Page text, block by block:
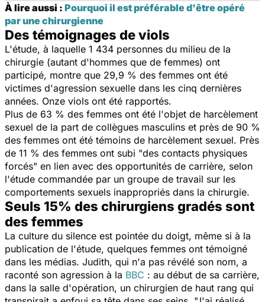
À lire aussi : Pourquoi il est préférable d'être opéré
par une chirurgienne
Des témoignages de viols
L'étude, à laquelle 1 434 personnes du milieu de la
chirurgie (autant d'hommes que de femmes) ont
participé, montre que 29,9 % des femmes ont été
victimes d'agression sexuelle dans les cinq dernières
années. Onze viols ont été rapportés.
Plus de 63 % des femmes ont été l'objet de harcèlement
sexuel de la part de collègues masculins et près de 90 %
des femmes ont été témoins de harcèlement sexuel. Près
de 11 % des femmes ont subi "des contacts physiques
forcés" en lien avec des opportunités de carrière, selon
l'étude commandée par un groupe de travail sur les
comportements sexuels inappropriés dans la chirurgie.
Seuls 15% des chirurgiens gradés sont
des femmes
La culture du silence est pointée du doigt, même si à la
publication de l'étude, quelques femmes ont témoigné
dans les médias. Judith, qui n'a pas révélé son nom, a
raconté son agression à la BBC : au début de sa carrière,
dans la salle d'opération, un chirurgien de haut rang qui